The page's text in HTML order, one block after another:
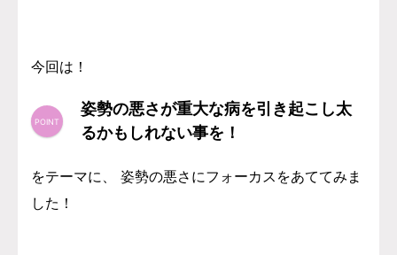
今回は！
姿勢の悪さが重大な病を引き起こし太
るかもしれない事を！
をテーマに、 姿勢の悪さにフォーカスをあててみま
した！